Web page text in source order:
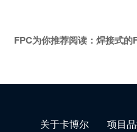
FPC为你推荐阅读： 焊接式的
关于卡博尔 项目